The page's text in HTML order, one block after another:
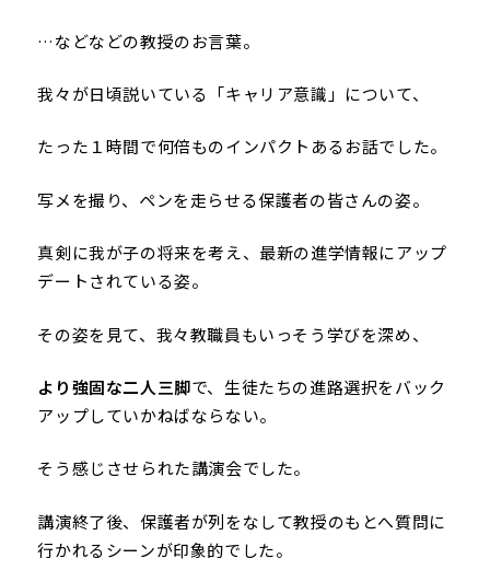
…などなどの教授のお言葉。
我々が日頃説いている「キャリア意識」について、
たった１時間で何倍ものインパクトあるお話でした。
写メを撮り、ペンを走らせる保護者の皆さんの姿。
真剣に我が子の将来を考え、最新の進学情報にアップ
デートされている姿。
その姿を見て、我々教職員もいっそう学びを深め、
より強固な二人三脚で、生徒たちの進路選択をバック
アップしていかねばならない。
そう感じさせられた講演会でした。
講演終了後、保護者が列をなして教授のもとへ質問に
行かれるシーンが印象的でした。